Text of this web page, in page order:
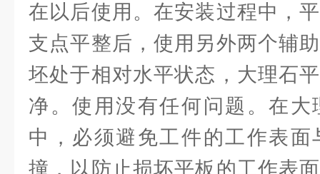
在以后使用。在安装过程中，
支点平整后，使用另外两个辅
坯处于相对水平状态，大理石
净。使用没有任何问题。在
中，必须避免工件的工作表
撞，以防止损坏平板的工作表